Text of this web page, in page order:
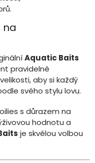
na
Aquatic Baits
pravidelně
aby si každý
svého stylu lovu.
s důrazem na
hodnotu a
je skvělou volbou